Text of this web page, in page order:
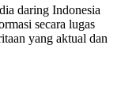
daring Indonesia
secara lugas
yang aktual dan